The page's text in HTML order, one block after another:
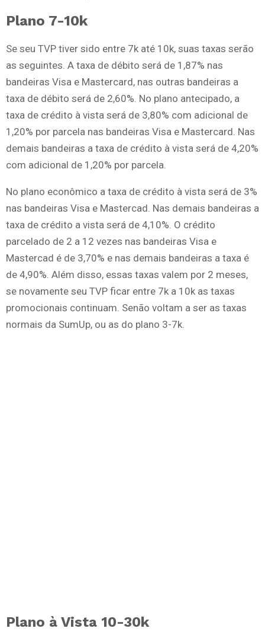
Plano 7-10k
Se seu TVP tiver sido entre 7k até 10k, suas taxas serão
as seguintes. A taxa de débito será de 1,87% nas
bandeiras Visa e Mastercard, nas outras bandeiras a
taxa de débito será de 2,60%. No plano antecipado, a
taxa de crédito à vista será de 3,80% com adicional de
1,20% por parcela nas bandeiras Visa e Mastercard. Nas
demais bandeiras a taxa de crédito à vista será de 4,20%
com adicional de 1,20% por parcela.
No plano econômico a taxa de crédito à vista será de 3%
nas bandeiras Visa e Mastercad. Nas demais bandeiras a
taxa de crédito a vista será de 4,10%. O crédito
parcelado de 2 a 12 vezes nas bandeiras Visa e
Mastercad é de 3,70% e nas demais bandeiras a taxa é
de 4,90%. Além disso, essas taxas valem por 2 meses,
se novamente seu TVP ficar entre 7k a 10k as taxas
promocionais continuam. Senão voltam a ser as taxas
normais da SumUp, ou as do plano 3-7k.
Plano à Vista 10-30k